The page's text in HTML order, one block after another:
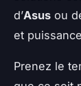
d’Asus ou
et
Prenez le